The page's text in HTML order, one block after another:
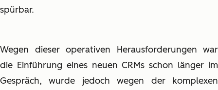
spürbar.
Wegen dieser operativen Herausforderungen war
die Einführung eines neuen CRMs schon länger im
Gespräch, wurde jedoch wegen der komplexen